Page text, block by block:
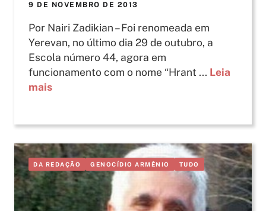
9 DE NOVEMBRO DE 2013
Por Nairi Zadikian – Foi renomeada em
Yerevan, no último dia 29 de outubro, a
Escola número 44, agora em
funcionamento com o nome “Hrant ... Leia
mais
DA REDAÇÃO GENOCÍDIO ARMÊNIO TUDO